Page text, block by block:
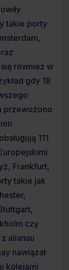
takie porty
się również w
gdy 18
przewożono
111
Frankfurt,
takie jak
czy
aliansu
nawiązał
kolejami